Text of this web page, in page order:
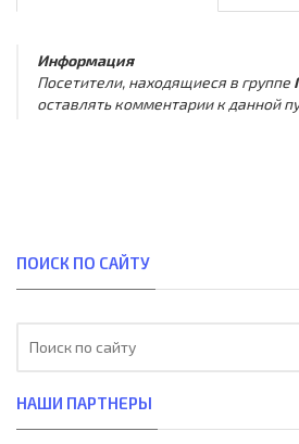
Информация
Посетители, находящиеся в группе
оставлять комментарии к данной
ПОИСК ПО САЙТУ
НАШИ ПАРТНЕРЫ